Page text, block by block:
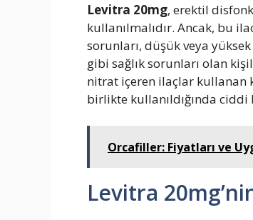
Levitra 20mg, erektil
kullanılmalıdır. Ancak, bu
sorunları, düşük veya
gibi sağlık sorunları olan
nitrat içeren ilaçlar kullanan
birlikte kullanıldığında
Orcafiller: Fiyatları ve
Levitra